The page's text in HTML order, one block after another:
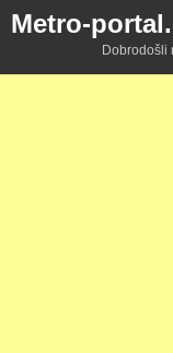
Metro-
Dobrodošli